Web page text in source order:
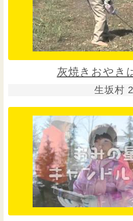
灰焼きおやき
生坂村 2